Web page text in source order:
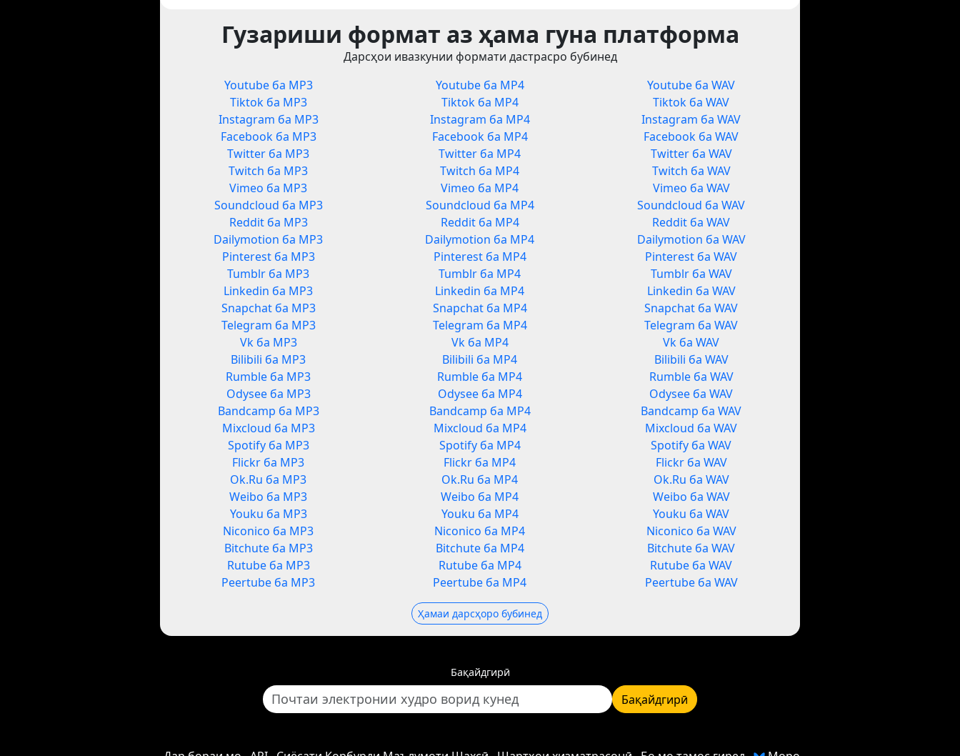
Гузариши формат аз ҳама гуна платформа
Дарсҳои ивазкунии формати дастрасро бубинед
Youtube ба MP3
Tiktok ба MP3
Instagram ба MP3
Facebook ба MP3
Twitter ба MP3
Twitch ба MP3
Vimeo ба MP3
Soundcloud ба MP3
Reddit ба MP3
Dailymotion ба MP3
Pinterest ба MP3
Tumblr ба MP3
Linkedin ба MP3
Snapchat ба MP3
Telegram ба MP3
Vk ба MP3
Bilibili ба MP3
Rumble ба MP3
Odysee ба MP3
Bandcamp ба MP3
Mixcloud ба MP3
Spotify ба MP3
Flickr ба MP3
Ok.Ru ба MP3
Weibo ба MP3
Youku ба MP3
Niconico ба MP3
Bitchute ба MP3
Rutube ба MP3
Peertube ба MP3
Youtube ба MP4
Tiktok ба MP4
Instagram ба MP4
Facebook ба MP4
Twitter ба MP4
Twitch ба MP4
Vimeo ба MP4
Soundcloud ба MP4
Reddit ба MP4
Dailymotion ба MP4
Pinterest ба MP4
Tumblr ба MP4
Linkedin ба MP4
Snapchat ба MP4
Telegram ба MP4
Vk ба MP4
Bilibili ба MP4
Rumble ба MP4
Odysee ба MP4
Bandcamp ба MP4
Mixcloud ба MP4
Spotify ба MP4
Flickr ба MP4
Ok.Ru ба MP4
Weibo ба MP4
Youku ба MP4
Niconico ба MP4
Bitchute ба MP4
Rutube ба MP4
Peertube ба MP4
Youtube ба WAV
Tiktok ба WAV
Instagram ба WAV
Facebook ба WAV
Twitter ба WAV
Twitch ба WAV
Vimeo ба WAV
Soundcloud ба WAV
Reddit ба WAV
Dailymotion ба WAV
Pinterest ба WAV
Tumblr ба WAV
Linkedin ба WAV
Snapchat ба WAV
Telegram ба WAV
Vk ба WAV
Bilibili ба WAV
Rumble ба WAV
Odysee ба WAV
Bandcamp ба WAV
Mixcloud ба WAV
Spotify ба WAV
Flickr ба WAV
Ok.Ru ба WAV
Weibo ба WAV
Youku ба WAV
Niconico ба WAV
Bitchute ба WAV
Rutube ба WAV
Peertube ба WAV
Ҳамаи дарсҳоро бубинед
Бақайдгирӣ
Бақайдгирӣ